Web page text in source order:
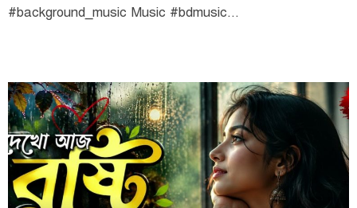
#background_music Music #bdmusic...